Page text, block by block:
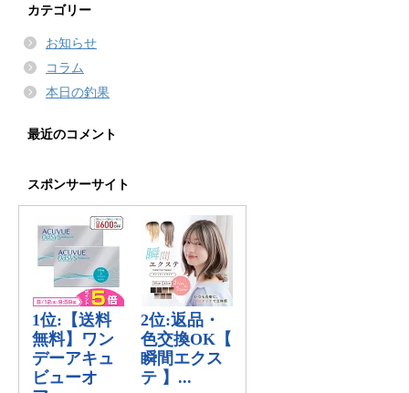
カテゴリー
お知らせ
コラム
本日の釣果
最近のコメント
スポンサーサイト